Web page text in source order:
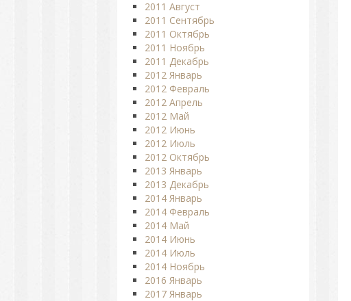
2011 Август
2011 Сентябрь
2011 Октябрь
2011 Ноябрь
2011 Декабрь
2012 Январь
2012 Февраль
2012 Апрель
2012 Май
2012 Июнь
2012 Июль
2012 Октябрь
2013 Январь
2013 Декабрь
2014 Январь
2014 Февраль
2014 Май
2014 Июнь
2014 Июль
2014 Ноябрь
2016 Январь
2017 Январь